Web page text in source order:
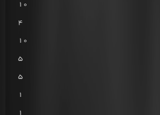
10
4
10
5
5
1
1